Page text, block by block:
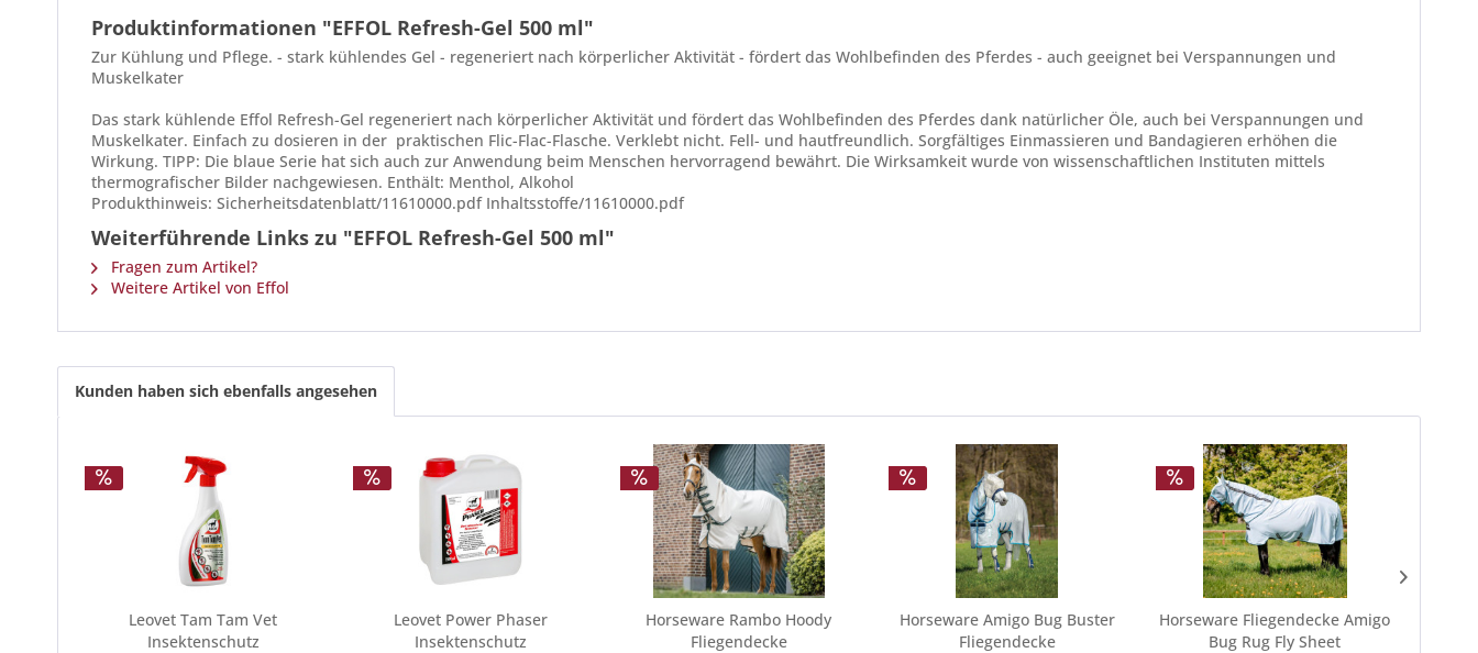
Produktinformationen "EFFOL Refresh-Gel 500 ml"
Zur Kühlung und Pflege. - stark kühlendes Gel - regeneriert nach körperlicher Aktivität - fördert das Wohlbefinden des Pferdes - auch geeignet bei Verspannungen und
Muskelkater
Das stark kühlende Effol Refresh-Gel regeneriert nach körperlicher Aktivität und fördert das Wohlbefinden des Pferdes dank natürlicher Öle, auch bei Verspannungen und
Muskelkater. Einfach zu dosieren in der praktischen Flic-Flac-Flasche. Verklebt nicht. Fell- und hautfreundlich. Sorgfältiges Einmassieren und Bandagieren erhöhen die
Wirkung. TIPP: Die blaue Serie hat sich auch zur Anwendung beim Menschen hervorragend bewährt. Die Wirksamkeit wurde von wissenschaftlichen Instituten mittels
thermografischer Bilder nachgewiesen. Enthält: Menthol, Alkohol
Produkthinweis: Sicherheitsdatenblatt/11610000.pdf Inhaltsstoffe/11610000.pdf
Weiterführende Links zu "EFFOL Refresh-Gel 500 ml"
Fragen zum Artikel?
Weitere Artikel von Effol
Kunden haben sich ebenfalls angesehen
Leovet Tam Tam Vet
Insektenschutz
Leovet Power Phaser
Insektenschutz
Horseware Rambo Hoody
Fliegendecke
Horseware Amigo Bug Buster
Fliegendecke
Horseware Fliegendecke Amigo
Bug Rug Fly Sheet